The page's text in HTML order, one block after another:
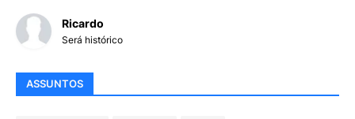
Ricardo
Será histórico
ASSUNTOS